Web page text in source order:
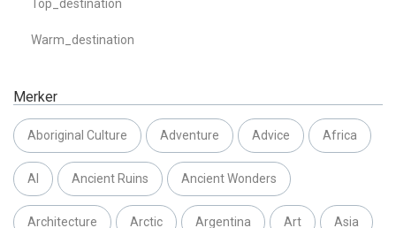
Top_destination
Warm_destination
Merker
Aboriginal Culture Adventure Advice Africa
AI Ancient Ruins Ancient Wonders
Architecture Arctic Argentina Art Asia